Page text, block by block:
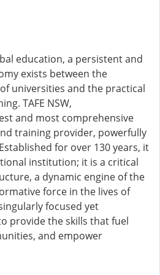
education, a persistent and
exists between the
universities and the practical
TAFE NSW,
and most comprehensive
training provider, powerfully
for over 130 years, it
institution; it is a critical
a dynamic engine of the
force in the lives of
focused yet
provide the skills that fuel
and empower